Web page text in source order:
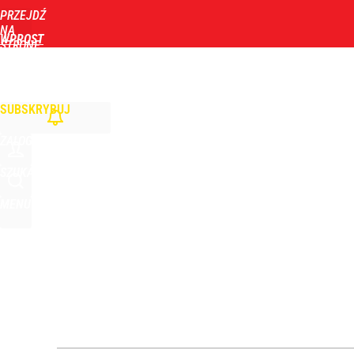
PRZEJDŹ
NA
STRONĘ
WPROST
SUBSKRYBUJ
dodaj